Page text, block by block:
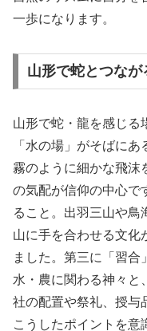
一歩になります。
山形で蛇とつな
山形で蛇・龍を感じる
「水の場」がそばに
霧のように細かな飛沫
の気配が信仰の中心で
ること。出羽三山や鳥
山に手を合わせる文化
ました。第三に「習合
水・農に関わる神々と
社の配置や祭礼、授与
こうしたポイントを意